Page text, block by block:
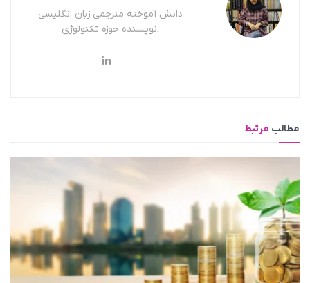
دانش آموخته مترجمی زبان انگلیسی
،نویسنده حوزه تکنولوژی
مطالب مرتبط